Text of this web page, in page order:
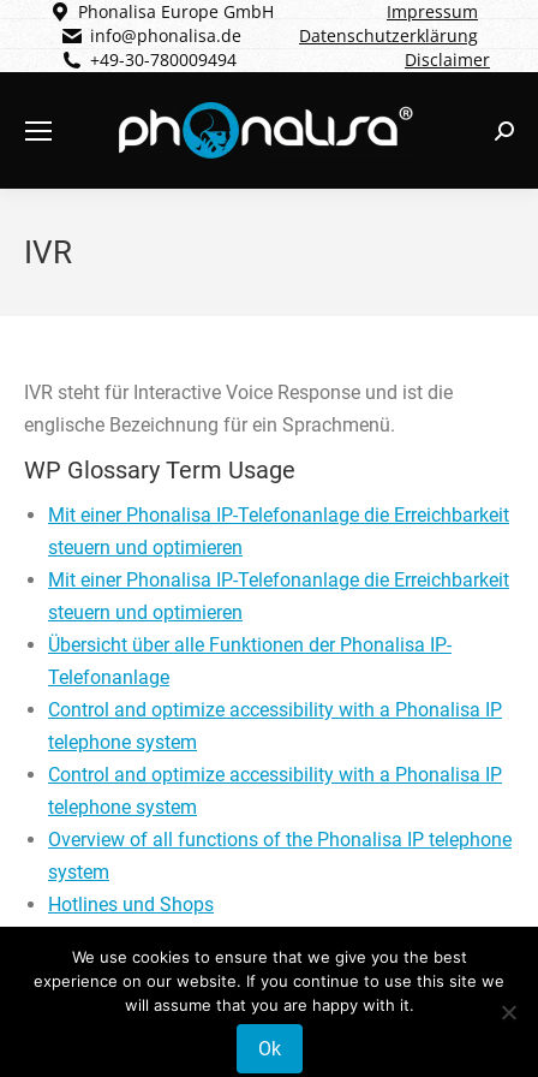
Phonalisa Europe GmbH
info@phonalisa.de
+49-30-780009494
Impressum
Datenschutzerklärung
Disclaimer
IVR
IVR steht für Interactive Voice Response und ist die
englische Bezeichnung für ein Sprachmenü.
WP Glossary Term Usage
Mit einer Phonalisa IP-Telefonanlage die Erreichbarkeit
steuern und optimieren
Mit einer Phonalisa IP-Telefonanlage die Erreichbarkeit
steuern und optimieren
Übersicht über alle Funktionen der Phonalisa IP-
Telefonanlage
Control and optimize accessibility with a Phonalisa IP
telephone system
Control and optimize accessibility with a Phonalisa IP
telephone system
Overview of all functions of the Phonalisa IP telephone
system
Hotlines und Shops
© 2026 Phonalisa Europe GmbH
We use cookies to ensure that we give you the best
experience on our website. If you continue to use this site we
will assume that you are happy with it.
Ok